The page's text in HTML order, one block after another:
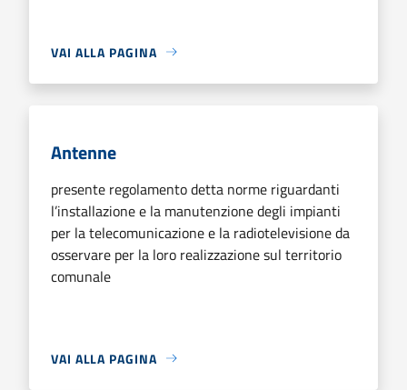
VAI ALLA PAGINA
Antenne
presente regolamento detta norme riguardanti
l’installazione e la manutenzione degli impianti
per la telecomunicazione e la radiotelevisione da
osservare per la loro realizzazione sul territorio
comunale
VAI ALLA PAGINA